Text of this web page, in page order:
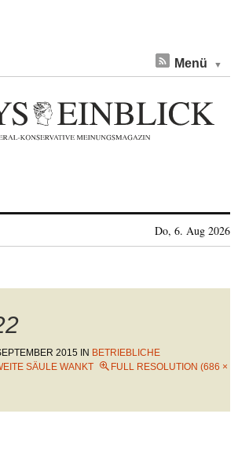
Menü
Do, 6. Aug 2026
2015 IN BETRIEBLICHE
SÄULE WANKT
FULL RESOLUTION (686 ×